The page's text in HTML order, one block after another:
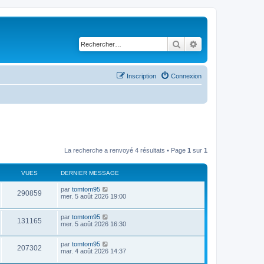
Rechercher
Connexion
Inscription
La recherche a renvoyé 4 résultats • Page 1 sur 1
VUES DERNIER MESSAGE
290859
u
s
D
e
n
i
e
m
e
s
par tomtom95
mer. 5 août 2026 19:00
131165
u
D
e
n
i
e
par tomtom95
mer. 5 août 2026 16:30
207302
D
e
par tomtom95
mar. 4 août 2026 14:37